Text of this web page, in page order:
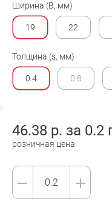
Ширина (B, мм)
19 22
Толщина (s, мм)
0.4 0.8
46.38 р. за 0.2
розничная цена